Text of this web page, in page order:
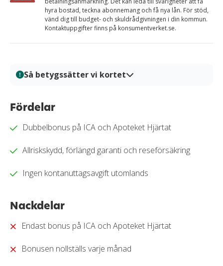
hyra bostad, teckna abonnemang och få nya lån. För stöd,
vänd dig till budget- och skuldrådgivningen i din kommun.
Kontaktuppgifter finns på konsumentverket.se.
Så betygssätter vi kortet
en systematisk och transparent granskningsprocess.
så att du enkelt kan jämföra fördelar, kostnader och
information, praktiska tester och redaktionell analys.
beslutsunderlag för när du ska välja kreditkort.
kreditkort i vår
Fördelar
Dubbelbonus på ICA och Apoteket Hjärtat
Allriskskydd, förlängd garanti och reseförsäkring
Ingen kontanuttagsavgift utomlands
Nackdelar
Endast bonus på ICA och Apoteket Hjärtat
Bonusen nollställs varje månad